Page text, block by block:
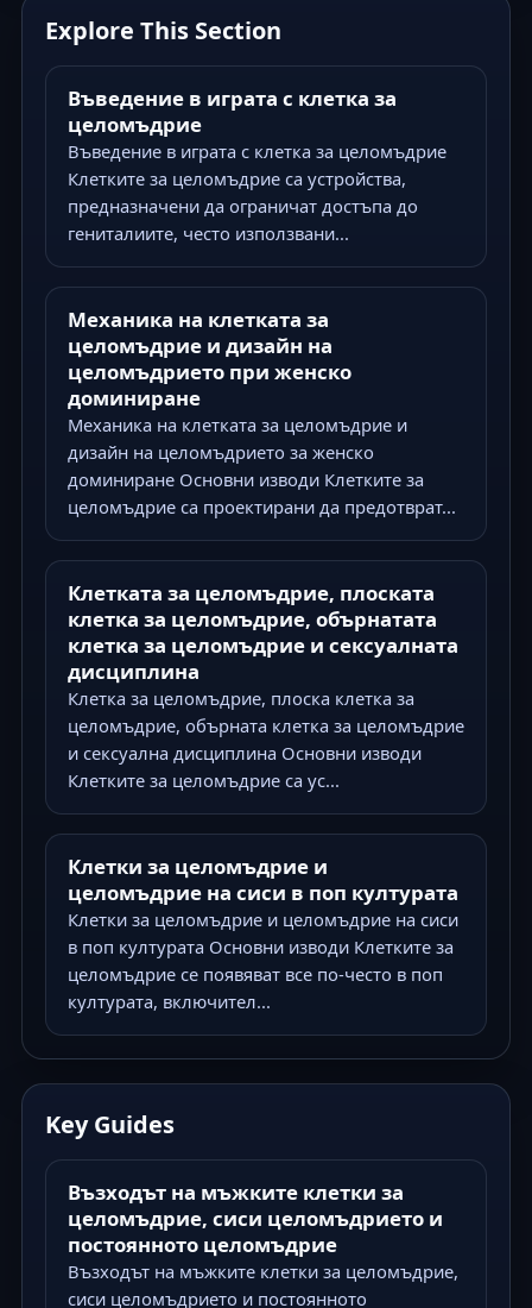
Explore This Section
Въведение в играта с клетка за
целомъдрие
Въведение в играта с клетка за целомъдрие
Клетките за целомъдрие са устройства,
предназначени да ограничат достъпа до
гениталиите, често използвани...
Механика на клетката за
целомъдрие и дизайн на
целомъдрието при женско
доминиране
Механика на клетката за целомъдрие и
дизайн на целомъдрието за женско
доминиране Основни изводи Клетките за
целомъдрие са проектирани да предотврат...
Клетката за целомъдрие, плоската
клетка за целомъдрие, обърнатата
клетка за целомъдрие и сексуалната
дисциплина
Клетка за целомъдрие, плоска клетка за
целомъдрие, обърната клетка за целомъдрие
и сексуална дисциплина Основни изводи
Клетките за целомъдрие са ус...
Клетки за целомъдрие и
целомъдрие на сиси в поп културата
Клетки за целомъдрие и целомъдрие на сиси
в поп културата Основни изводи Клетките за
целомъдрие се появяват все по-често в поп
културата, включител...
Key Guides
Възходът на мъжките клетки за
целомъдрие, сиси целомъдрието и
постоянното целомъдрие
Възходът на мъжките клетки за целомъдрие,
сиси целомъдрието и постоянното